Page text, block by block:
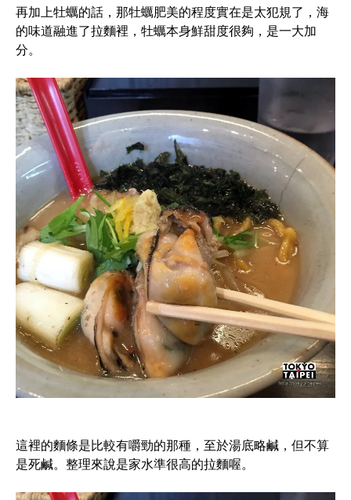
再加上牡蠣的話，那牡蠣肥美的程度實在是太犯規了，海
的味道融進了拉麵裡，牡蠣本身鮮甜度很夠，是一大加
分。
這裡的麵條是比較有嚼勁的那種，至於湯底略鹹，但不算
是死鹹。整理來說是家水準很高的拉麵喔。